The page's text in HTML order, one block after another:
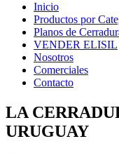
Inicio
Productos por
Planos de
VENDER ELISIL
Nosotros
Comerciales
Contacto
LA
URUGUAY